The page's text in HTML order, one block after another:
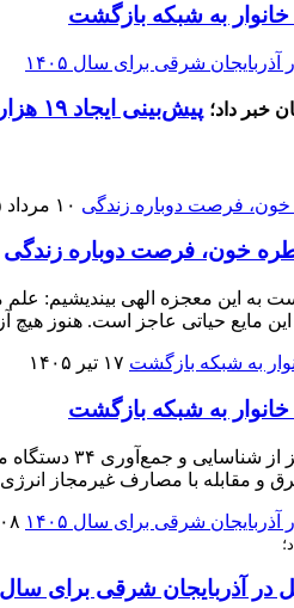
خبر داد؛ پیش‌بینی ایجاد ۱۹ هزار و ۵۵۱ شغل در آذربایجان شرقی برای سال ۱۴۰۵
۱۰ مرداد ۱۴۰۵
خون، فرصت دوباره زندگی
این معجزه الهی بیندیشیم: علم
مایع حیاتی عاجز است. هنوز هیچ
۱۷ تیر ۱۴۰۵
و مقابله با مصارف غیرمجاز
۰۸ تیر ۱۴۰۵